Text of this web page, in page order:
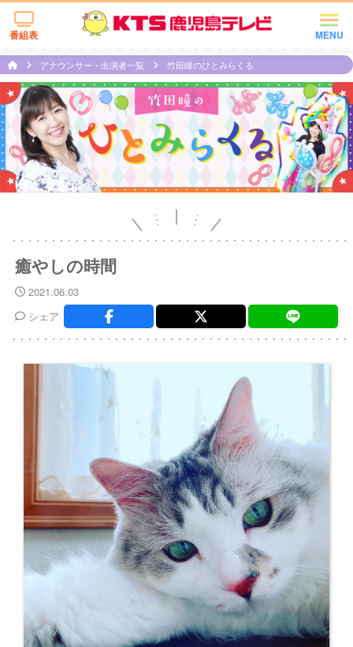
MENU
番組表
アナウンサー・出演者一覧 竹田瞳のひとみらくる
癒やしの時間
2021.06.03
シェア